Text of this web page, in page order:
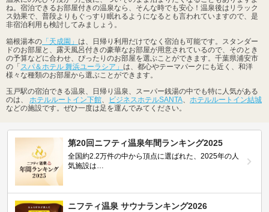
ね。宿泊できるお部屋付きの温泉なら、そんな時でも安心！温泉後はリラック
ス効果で、普段よりもぐっすり眠れるようになるとも言われていますので、是
非宿泊利用も検討してみましょう。
箱根湯本の 「天成園」 は、日帰り利用だけでなく宿泊も可能です。スタンダー
ドのお部屋と、露天風呂付きの豪華なお部屋が用意されているので、そのとき
の予算などに合わせ、ぴったりのお部屋を選ぶことができます。千葉県浦安市
の「スパ＆ホテル 舞浜ユーラシア」 は、都心やテーマパークにも近く、和洋
様々な種類のお部屋から選ぶことができます。
玉戸駅の宿泊できる温泉、日帰り温泉、スーパー銭湯の中でも特に人気がある
のは、 ホテルルートイン下館、 ビジネスホテルSANTA、 ホテルルートイン結城
などの施設です。ぜひ一度は足を運んでみてください。
第20回ニフティ温泉年間ランキング2025
全国約2.2万件の中から頂点に選ばれた、2025年の人
気施設は…
ニフティ温泉 サウナランキング2026